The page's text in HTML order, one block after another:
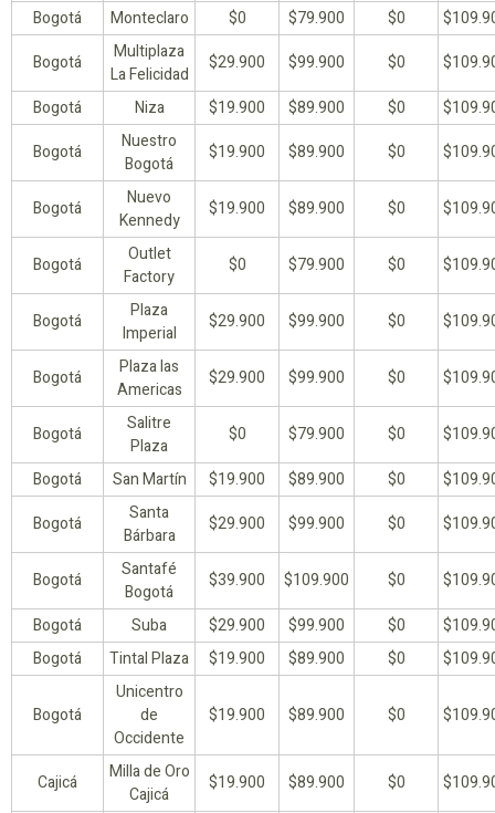
Bogotá
Monteclaro $0 $79.900 $0
Bogotá
Multiplaza
La Felicidad
$29.900 $99.900 $0
Bogotá
Niza $19.900 $89.900 $0
Bogotá
Nuestro
Bogotá
$19.900 $89.900 $0
Bogotá
Nuevo
Kennedy
$19.900 $89.900 $0
Bogotá
Outlet
Factory
$0 $79.900 $0
Bogotá
Plaza
Imperial
$29.900 $99.900 $0
Bogotá
Plaza las
Americas
$29.900 $99.900 $0
Bogotá
Salitre
Plaza
$0 $79.900 $0
Bogotá
San Martín $19.900 $89.900 $0
Bogotá
Santa
Bárbara
$29.900 $99.900 $0
Bogotá
Santafé
Bogotá
$39.900 $109.900 $0
Bogotá
Suba $29.900 $99.900 $0
Bogotá
Tintal Plaza $19.900 $89.900 $0
Bogotá
Unicentro
de
Occidente
$19.900 $89.900 $0
Cajicá
Milla de Oro
Cajicá
$19.900 $89.900 $0